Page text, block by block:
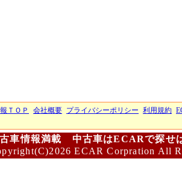
ＴＯＰ 会社概要 プライバシーポリシー 利用規約
車情報満載 中古車はECARで探せ
ECAR Corpration All